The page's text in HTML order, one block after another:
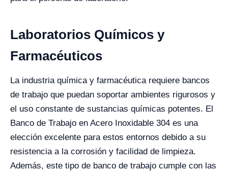
Laboratorios Químicos y
Farmacéuticos
La industria química y farmacéutica requiere bancos
de trabajo que puedan soportar ambientes rigurosos y
el uso constante de sustancias químicas potentes. El
Banco de Trabajo en Acero Inoxidable 304 es una
elección excelente para estos entornos debido a su
resistencia a la corrosión y facilidad de limpieza.
Además, este tipo de banco de trabajo cumple con las